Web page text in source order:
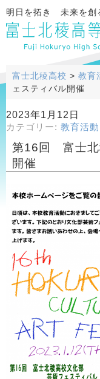
明日を拓き 未来を創
富士北稜高校 > 教育
ェスティバル開催
2023年1月12日
カテゴリー: 教育活動
第16回 富士北
開催